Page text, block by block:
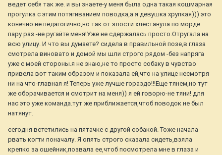
ведет себя так же. и вы знаете-у меня была одна такая кошмарная
прогулка с этим потягиванием поводка,а я девушка хрупкая))) это
конечно не педагогично,но так от злости хлестанула по морде
пару раз -не ругайте меня!Уже не сдержалась просто.Отругала на
всю улицу. И что вы думаете? сидела в правильной позе,в глаза
смотрела виновато и домой мы шли строго рядом -без напряга
уже с моей стороны.я не знаю,не то просто собаку в чувство
привела вот таким образом и показала ей,что на улице несмотря
ни на что-главная я! Теперь уже лучше гораздо!!!Еще тянем,но тут
же оборачивается и смотрит на меня)) я ей говорю-не тяни! для
нас это уже команда.тут же приближается,чтоб поводок не был
натянут.
сегодня встетились на пятачке с другой собакой. Тоже начала
рвать когти поначалу. Я опять строго сказала сидеть,взяла
крепко за ошейник,позвала ее,чтоб посмотрела мне в глаза и